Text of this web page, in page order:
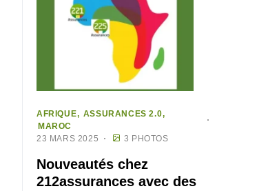
AFRIQUE
ASSURANCES 2.0
MAROC
23 MARS 2025
3 PHOTOS
Nouveautés chez
212assurances avec des